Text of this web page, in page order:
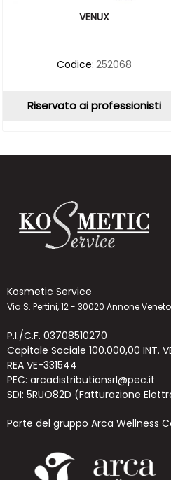
VENUX
Codice: 252068
Riservato ai professionisti
Kosmetic Service
Via S. Pertini, 12 - 30020 Annone
P.I./C.F. 03708510270
Capitale Sociale 100.000,00 INT.
REA VE-331544
PEC: arcadistributionsrl@pec.it
SDI: 5RUO82D (Fatturazione
Parte del gruppo Arca Wellness